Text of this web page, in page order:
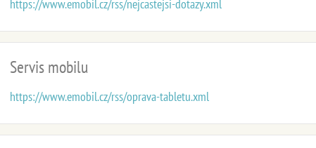
https://www.emobil.cz/rss/nejcastejsi-dotazy.xml
Servis mobilu
https://www.emobil.cz/rss/oprava-tabletu.xml